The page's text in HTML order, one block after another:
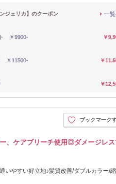
ジェリカ】のクーポン 一
ト ￥9900- ￥
￥11500- ￥
￥
ブックマーク
、ケアブリーチ使用◎ダメージレ
いやすい好立地♪髪質改善/ダブルカラー/